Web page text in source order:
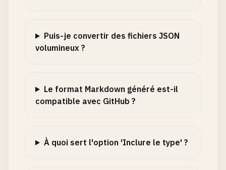
Puis-je convertir des fichiers JSON
volumineux ?
Le format Markdown généré est-il
compatible avec GitHub ?
À quoi sert l'option 'Inclure le type' ?